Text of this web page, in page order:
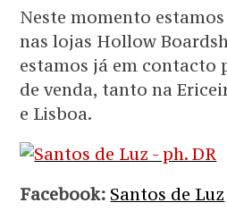
Neste momento
nas lojas Hollow
estamos já em contacto
de venda, tanto na
e Lisboa.
Facebook: Santos de Luz